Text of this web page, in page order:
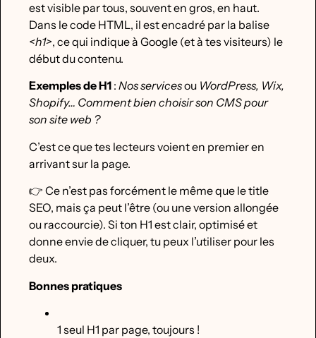
est visible par tous, souvent en gros, en haut.
Dans le code HTML, il est encadré par la balise
<h1>, ce qui indique à Google (et à tes visiteurs) le
début du contenu.
Exemples de H1 : Nos servicesou WordPress, Wix,
Shopify… Comment bien choisir son CMS pour
son site web ?
C’est ce que tes lecteurs voient en premier en
arrivant sur la page.
👉 Ce n’est pas forcément le même que le title
SEO, mais ça peut l’être (ou une version allongée
ou raccourcie). Si ton H1 est clair, optimisé et
donne envie de cliquer, tu peux l’utiliser pour les
deux.
Bonnes pratiques
1 seul H1 par page, toujours !